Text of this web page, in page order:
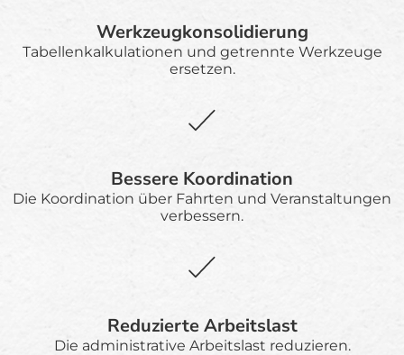
Werkzeugkonsolidierung
Tabellenkalkulationen und getrennte Werkzeuge
ersetzen.
Bessere Koordination
Die Koordination über Fahrten und Veranstaltungen
verbessern.
Reduzierte Arbeitslast
Die administrative Arbeitslast reduzieren.